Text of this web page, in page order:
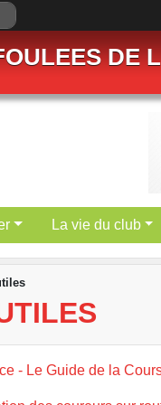
DE
La vie du club
- Le Guide de la
cookies